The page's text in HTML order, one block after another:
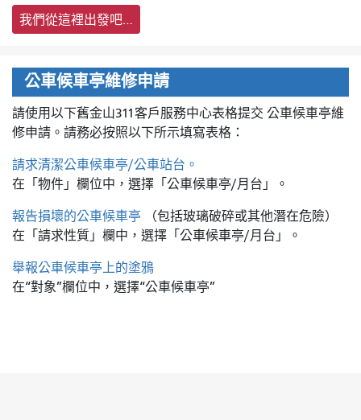
我們從這裡出發吧…
公車候車亭維修申請
請使用以下舊金山311客戶服務中心表格提交 公車候車亭維
修申請。請務必按照以下所示填寫表格：
請求清潔公車候車亭/公車站台。
在「物件」欄位中，選擇「公車候車亭/月台」。
報告損壞的公車候車亭 （包括玻璃破碎或其他潛在危險）
在「請求性質」欄中，選擇「公車候車亭/月台」。
舉報公車候車亭上的塗鴉
在“對象”欄位中，選擇“公車候車亭”